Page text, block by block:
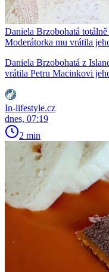
Daniela Brzobohatá
Moderátorka mu vrátila
Daniela Brzobohatá z
vrátila Petru Macinkovi
In-lifestyle.cz
dnes, 07:19
2 min